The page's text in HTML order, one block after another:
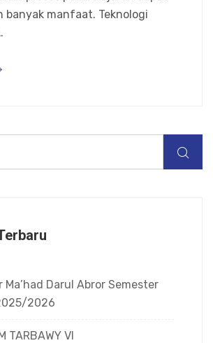
banyak manfaat. Teknologi
Ma’had Darul Abror Semester
2026
TARBAWY VI